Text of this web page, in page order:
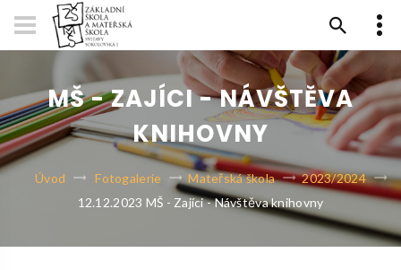
MŠ - ZAJÍCI - NÁVŠTĚVA
KNIHOVNY
Úvod Fotogalerie Mateřská škola
2023/2024
12.12.2023 MŠ - Zajíci - Návštěva knihovny